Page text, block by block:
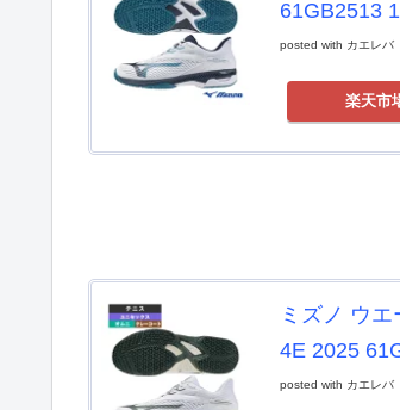
61GB2513
posted with カエレバ
楽天市
ミズノ ウ
4E 2025
posted with カエレバ